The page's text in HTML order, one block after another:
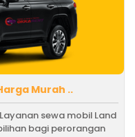
Murah ..
sewa mobil Land
bagi perorangan